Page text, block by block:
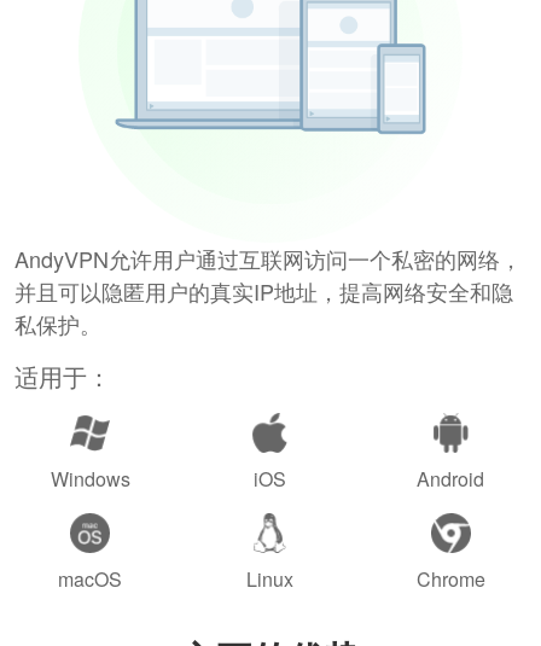
AndyVPN允许用户通过互联网访问一个私密的网络，
并且可以隐匿用户的真实IP地址，提高网络安全和隐
私保护。
适用于：
Windows iOS Android
macOS Linux Chrome